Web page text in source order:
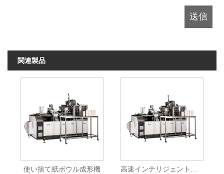
関連製品
使い捨て紙ボウル成形機